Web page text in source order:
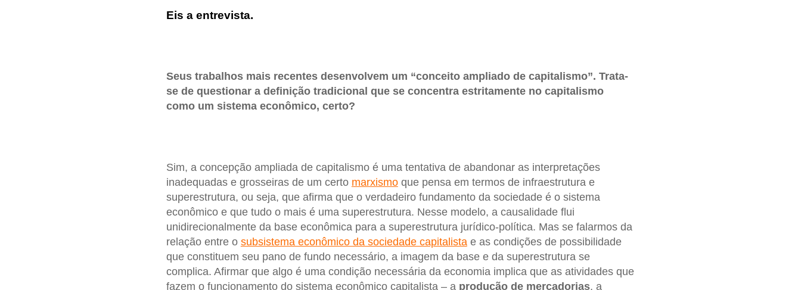
Eis a entrevista.
Seus trabalhos mais recentes desenvolvem um “conceito ampliado de capitalismo”. Trata-
se de questionar a definição tradicional que se concentra estritamente no capitalismo
como um sistema econômico, certo?
Sim, a concepção ampliada de capitalismo é uma tentativa de abandonar as interpretações
inadequadas e grosseiras de um certo marxismoque pensa em termos de infraestrutura e
superestrutura, ou seja, que afirma que o verdadeiro fundamento da sociedade é o sistema
econômico e que tudo o mais é uma superestrutura. Nesse modelo, a causalidade flui
unidirecionalmente da base econômica para a superestrutura jurídico-política. Mas se falarmos da
relação entre o subsistema econômico da sociedade capitalistae as condições de possibilidade
que constituem seu pano de fundo necessário, a imagem da base e da superestrutura se
complica. Afirmar que algo é uma condição necessária da economia implica que as atividades que
fazem o funcionamento do sistema econômico capitalista – a produção de mercadorias, a